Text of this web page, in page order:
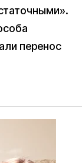
перенос